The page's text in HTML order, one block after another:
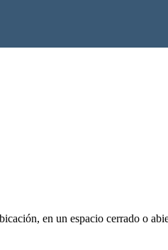
en un espacio cerrado o